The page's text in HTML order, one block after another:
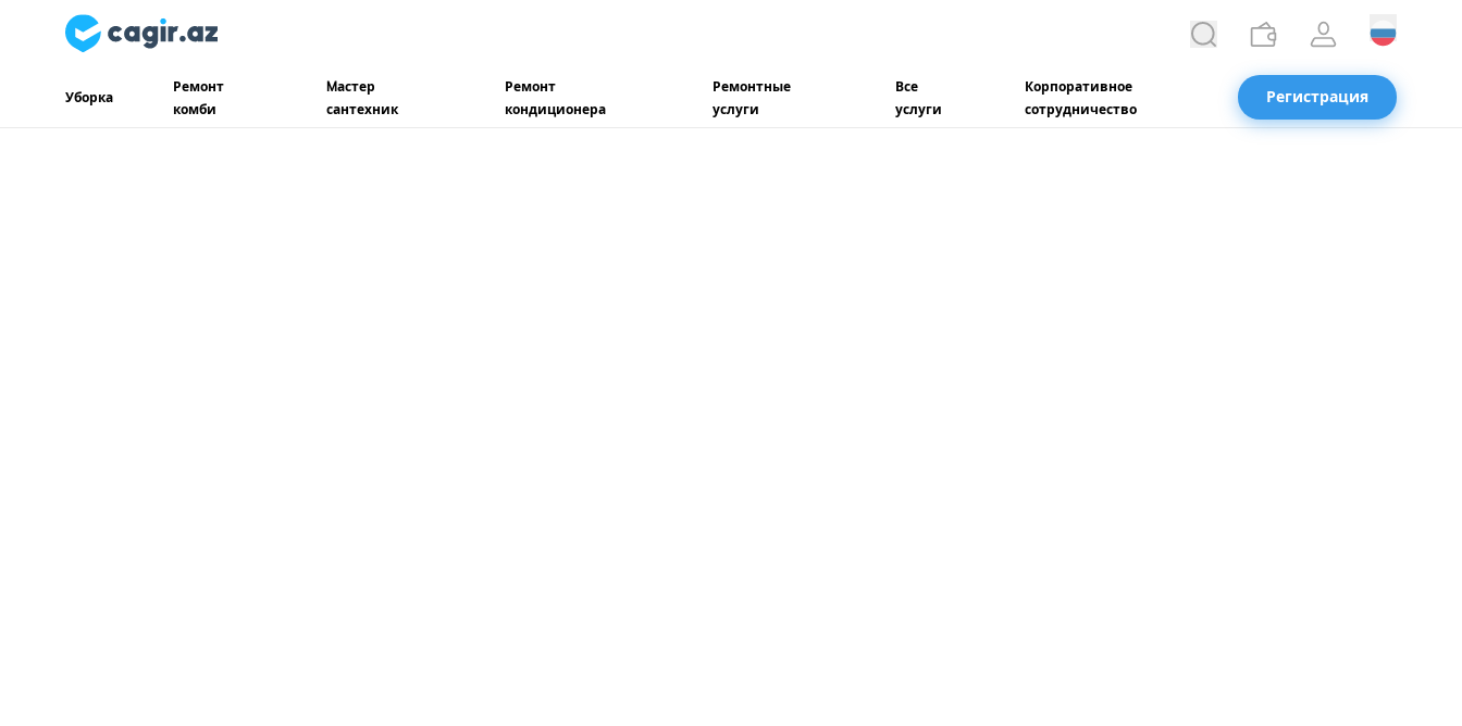
Уборка
Ремонт
комби
Mастер
сантехник
Ремонт
кондиционера
Ремонтные
услуги
Все
услуги
Корпоративное
сотрудничество
Регистрация